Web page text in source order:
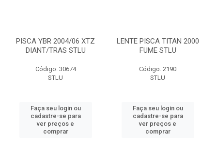
PISCA YBR 2004/06 XTZ
DIANT/TRAS STLU
Código: 30674
STLU
Faça seu login ou
cadastre-se para
ver preços e
comprar
LENTE PISCA TITAN 2000
FUME STLU
Código: 2190
STLU
Faça seu login ou
cadastre-se para
ver preços e
comprar